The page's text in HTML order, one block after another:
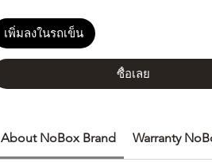
เพิ่มลงในรถเข็น
ซื้อเลย
About NoBox Brand Warranty